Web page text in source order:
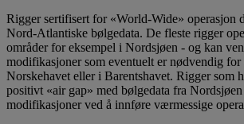
Rigger sertifisert for «World-Wide» operasjon
Nord-Atlantiske bølgedata. De fleste rigger
områder for eksempel i Nordsjøen - og kan
modifikasjoner som eventuelt er nødvendig for
Norskehavet eller i Barentshavet. Rigger som
positivt «air gap» med bølgedata fra
modifikasjoner ved å innføre værmessige